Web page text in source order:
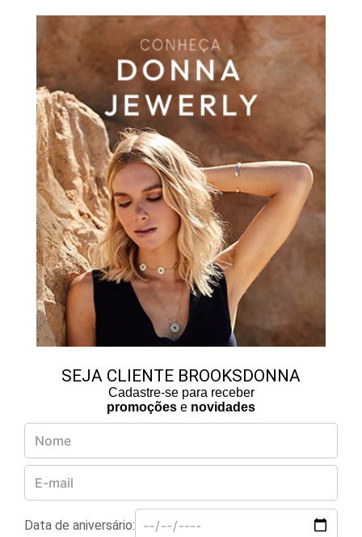
SEJA CLIENTE BROOKSDONNA
Cadastre-se para receber
promoções e novidades
Data de aniversário: